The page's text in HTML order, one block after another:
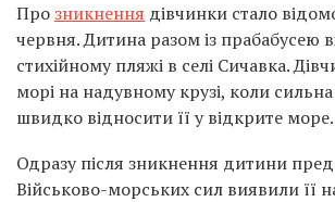
Прозникнення дівчинки стало
червня. Дитина разом із прабабусею
стихійному пляжі в селі Сичавка.
морі на надувному крузі, коли сильна
швидко відносити її у відкрите море.
Одразу після зникнення дитини
Військово-морських сил виявили її